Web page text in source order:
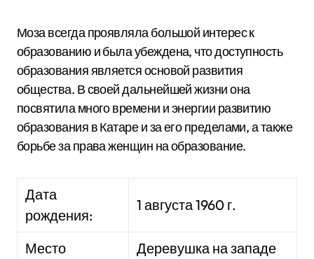
Моза всегда проявляла большой интерес к
образованию и была убеждена, что доступность
образования является основой развития
общества. В своей дальнейшей жизни она
посвятила много времени и энергии развитию
образования в Катаре и за его пределами, а также
борьбе за права женщин на образование.
Дата
рождения:
1 августа 1960 г.
Место
Деревушка на западе